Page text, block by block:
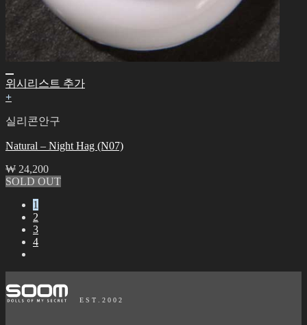
위시리스트 추가
+
실리콘안구
Natural – Night Hag (N07)
₩ 24,200
SOLD OUT
1
2
3
4
E S T . 2 0 0 2